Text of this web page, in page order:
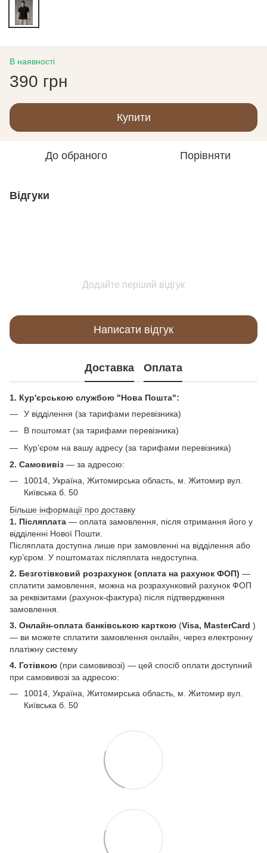
В наявності
390 грн
Купити
До обраного Порівняти
Відгуки
Додайте перший відгук
Написати відгук
Доставка Оплата
1. Кур'єрською службою "Нова Пошта":
У відділення (за тарифами перевізника)
В поштомат (за тарифами перевізника)
Кур’єром на вашу адресу (за тарифами перевізника)
2. Самовивіз — за адресою:
10014, Україна, Житомирська область, м. Житомир вул.
Київська б. 50
Більше інформації про доставку
1. Післяплата — оплата замовлення, після отримання його у
відділенні Нової Пошти.
Післяплата доступна лише при замовленні на відділення або
кур’єром. У поштоматах післяплата недоступна.
2. Безготівковий розрахунок (оплата на рахунок ФОП) —
сплатити замовлення, можна на розрахунковий рахунок ФОП
за реквізитами (рахунок-фактура) після підтвердження
замовлення.
3. Онлайн-оплата банківською карткою (Visa, MasterCard )
— ви можете сплатити замовлення онлайн, через електронну
платіжну систему
4. Готівкою (при самовивозі) — цей спосіб оплати доступний
при самовивозі за адресою:
10014, Україна, Житомирська область, м. Житомир вул.
Київська б. 50